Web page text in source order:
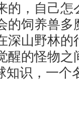
的，自己怎
的饲养兽多
深山野林的
醒的怪物之
知识，一个